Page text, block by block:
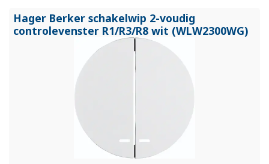
Hager Berker schakelwip 2-voudig
controlevenster R1/R3/R8 wit (WLW2300WG)